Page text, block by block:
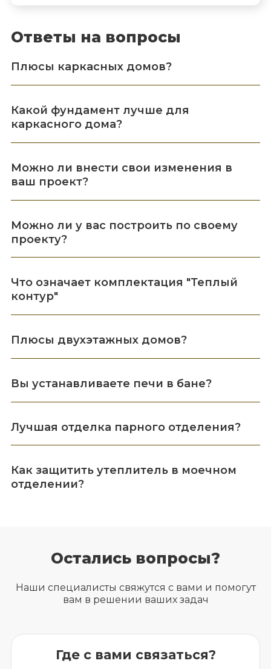
Ответы на вопросы
Плюсы каркасных домов?
Какой фундамент лучше для
каркасного дома?
Можно ли внести свои изменения в
ваш проект?
Можно ли у вас построить по своему
проекту?
Что означает комплектация "Теплый
контур"
Плюсы двухэтажных домов?
Вы устанавливаете печи в бане?
Лучшая отделка парного отделения?
Как защитить утеплитель в моечном
отделении?
Остались вопросы?
Наши специалисты свяжутся с вами и помогут
вам в решении ваших задач
Где с вами связаться?